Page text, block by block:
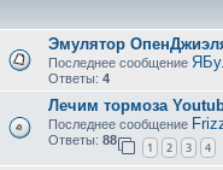
Эмулятор
Последнее сообщение
Ответы: 4
Лечим тормоза
Последнее сообщение
Ответы: 88
1 2 3 4